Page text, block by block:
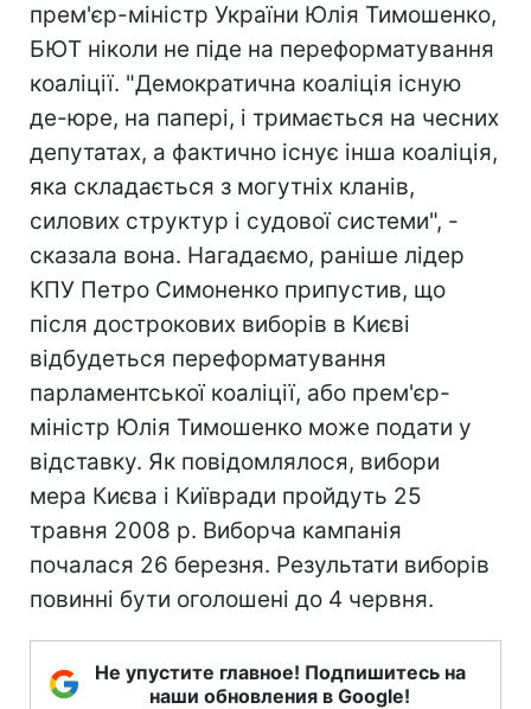
прем'єр-міністр України Юлія Тимошенко,
БЮТ ніколи не піде на переформатування
коаліції. "Демократична коаліція існую
де-юре, на папері, і тримається на чесних
депутатах, а фактично існує інша коаліція,
яка складається з могутніх кланів,
силових структур і судової системи", -
сказала вона. Нагадаємо, раніше лідер
КПУ Петро Симоненко припустив, що
після дострокових виборів в Києві
відбудеться переформатування
парламентської коаліції, або прем'єр-
міністр Юлія Тимошенко може подати у
відставку. Як повідомлялося, вибори
мера Києва і Київради пройдуть 25
травня 2008 р. Виборча кампанія
почалася 26 березня. Результати виборів
повинні бути оголошені до 4 червня.
Не упустите главное! Подпишитесь на
наши обновления в Google!